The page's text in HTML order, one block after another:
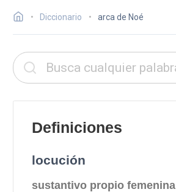
Diccionario arca de Noé
Definiciones
locución
sustantivo propio femenina